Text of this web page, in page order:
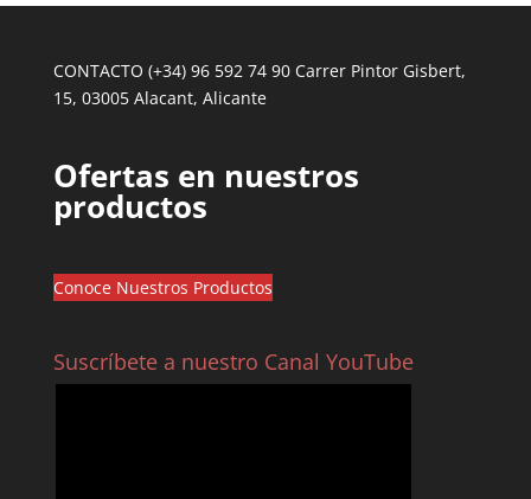
CONTACTO (+34) 96 592 74 90 Carrer Pintor Gisbert,
15, 03005 Alacant, Alicante
Ofertas en nuestros
productos
Conoce Nuestros Productos
Suscríbete a nuestro Canal YouTube